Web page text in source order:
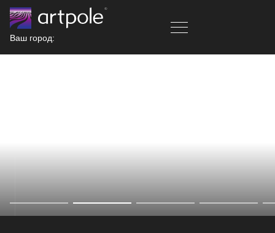
Ваш город: